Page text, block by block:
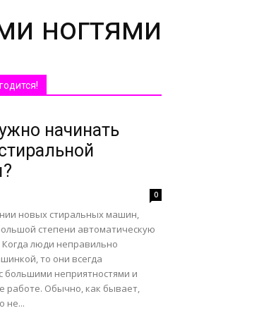
ногтями
начинать
0
новых стиральных машин,
степени автоматическую
Когда люди неправильно
то они всегда
большими неприятностями и
работе. Обычно, как бывает,
не...